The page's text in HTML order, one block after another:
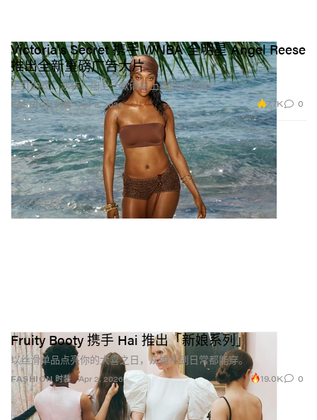
FASHION 时装
Victoria's Secret 携手 WNBA 全明星 Angel Reese
推出全新重磅广告大片
主打内衣、泳装，加上一款清新上线的新香氛。
Apr 8, 2026 7.7K 0
FASHION 时装
Fruity Booty 携手 Hai 推出「新娘系列」
以丝滑单品点亮你的大喜之日，从婚礼到日常都能穿。
Apr 2, 2026 19.0K 0